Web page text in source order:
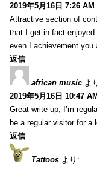
2019年5月16日 7:26 AM
Attractive section of
that I get in fact
even I achievement you
返信
african music よ
2019年5月16日 10:47
Great write-up, I’m
be a regular visitor for a
返信
Tattoos より: